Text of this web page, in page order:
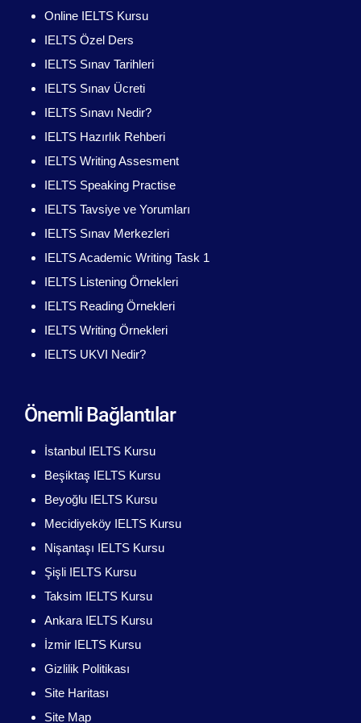
Online IELTS Kursu
IELTS Özel Ders
IELTS Sınav Tarihleri
IELTS Sınav Ücreti
IELTS Sınavı Nedir?
IELTS Hazırlık Rehberi
IELTS Writing Assesment
IELTS Speaking Practise
IELTS Tavsiye ve Yorumları
IELTS Sınav Merkezleri
IELTS Academic Writing Task 1
IELTS Listening Örnekleri
IELTS Reading Örnekleri
IELTS Writing Örnekleri
IELTS UKVI Nedir?
Önemli Bağlantılar
İstanbul IELTS Kursu
Beşiktaş IELTS Kursu
Beyoğlu IELTS Kursu
Mecidiyeköy IELTS Kursu
Nişantaşı IELTS Kursu
Şişli IELTS Kursu
Taksim IELTS Kursu
Ankara IELTS Kursu
İzmir IELTS Kursu
Gizlilik Politikası
Site Haritası
Site Map